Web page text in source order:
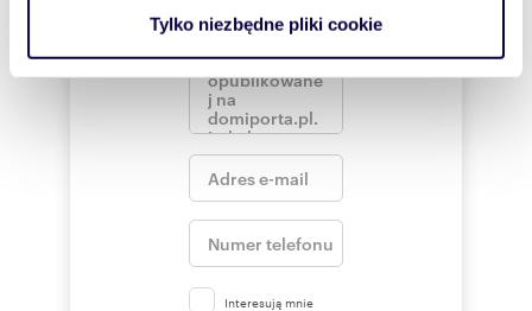
korzystasz z naszej witryny, udostępniamy partnerom
Partnerzy mogą połączyć te informacje z innymi danymi
otrzymanymi od Ciebie lub uzyskanymi podczas
korzystania z ich usług.
Tylko niezbędne pliki cookie
Interesują mnie